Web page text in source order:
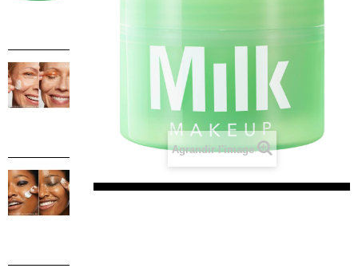
Agrandir l'image